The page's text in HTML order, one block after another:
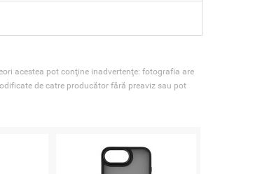
acestea pot conţine inadvertenţe: fotografia are
de catre producător fără preaviz sau pot